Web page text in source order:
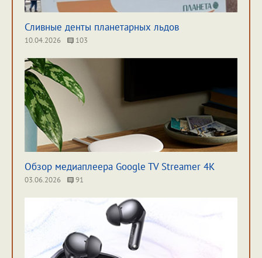
Сливные денты планетарных льдов
10.04.2026 103
Обзор медиаплеера Google TV Streamer 4K
03.06.2026 91